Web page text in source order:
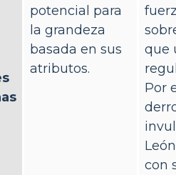
potencial para
la grandeza
basada en sus
atributos.
que
Por
con